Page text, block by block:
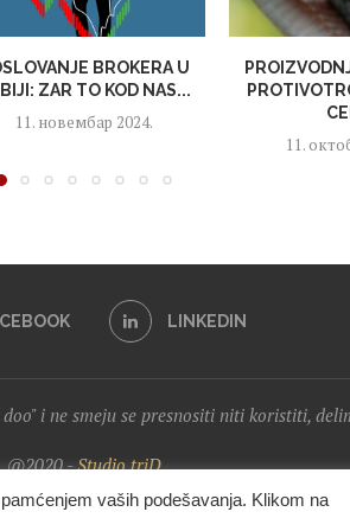
BROKERA U
ZAR TO KOD NAS...
11. новембар 2024.
11.
LINKEDIN
i ne smeju se presnositi niti koristiti,
@2020 -Studio triD
vaših podešavanja. Klikom na